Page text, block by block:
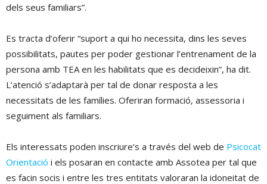
dels seus familiars”.
Es tracta d’oferir “suport a qui ho necessita, dins les seves
possibilitats, pautes per poder gestionar l’entrenament de la
persona amb TEA en les habilitats que es decideixin”, ha dit.
L’atenció s’adaptarà per tal de donar resposta a les
necessitats de les famílies. Oferiran formació, assessoria i
seguiment als familiars.
Els interessats poden inscriure’s a través del web de Psicocat
Orientació i els posaran en contacte amb Assotea per tal que
es facin socis i entre les tres entitats valoraran la idoneitat de